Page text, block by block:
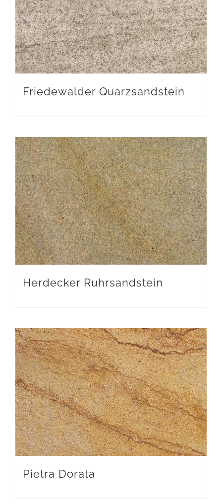
Friedewalder Quarzsandstein
Herdecker Ruhrsandstein
Pietra Dorata